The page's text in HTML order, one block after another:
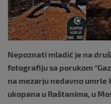
Nepoznati mladić je na
fotografiju sa porukom
na mezarju nedavno umrle
ukopana u Raštanima, u